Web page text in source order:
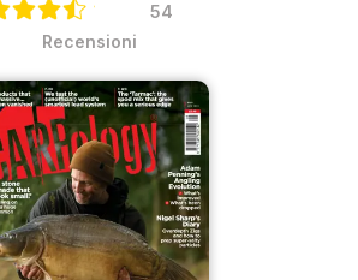
54
Recensioni